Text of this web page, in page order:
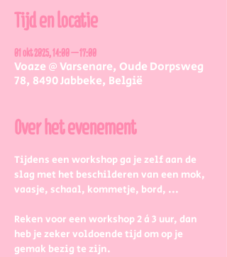
Tijd en locatie
01 okt 2025, 14:00 – 17:00
Voaze @ Varsenare, Oude Dorpsweg
78, 8490 Jabbeke, België
Over het evenement
Tijdens een workshop ga je zelf aan de
slag met het beschilderen van een mok,
vaasje, schaal, kommetje, bord, ...
Reken voor een workshop 2 à 3 uur, dan
heb je zeker voldoende tijd om op je
gemak bezig te zijn.